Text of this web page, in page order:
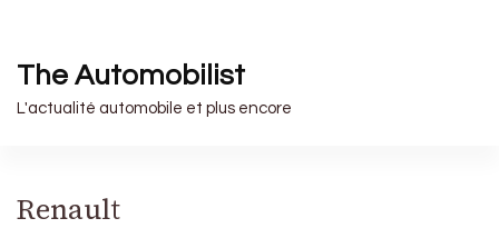
The Automobilist
L'actualité automobile et plus encore
Renault